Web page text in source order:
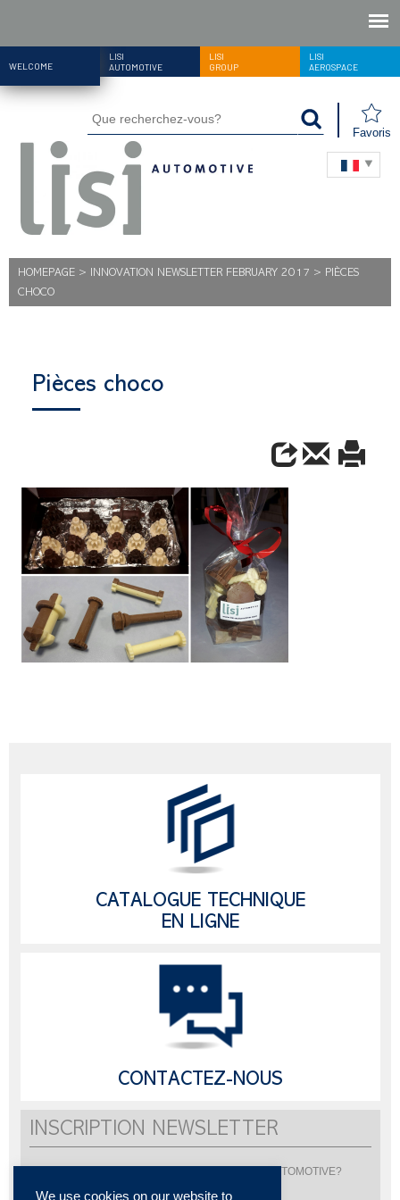
WELCOME
LISI
AUTOMOTIVE
LISI
GROUP
LISI
AEROSPACE
Favoris
HOMEPAGE > INNOVATION NEWSLETTER FEBRUARY 2017 > PIÈCES
CHOCO
Pièces choco
CATALOGUE TECHNIQUE
EN LIGNE
CONTACTEZ-NOUS
INSCRIPTION NEWSLETTER
Vous souhaitez être informé de l'actualité de LISI AUTOMOTIVE?
Inscrivez-vous pour recevoir notre newsletter
We use cookies on our website to